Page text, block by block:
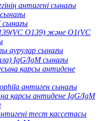
антигені сынағы
сынағы
O139) және O1(VC
аурулар сынағы
IgG/IgM сынағы
қарсы антидене
антиген сынағы
қарсы антидене IgG/IgM
тест кассетасы